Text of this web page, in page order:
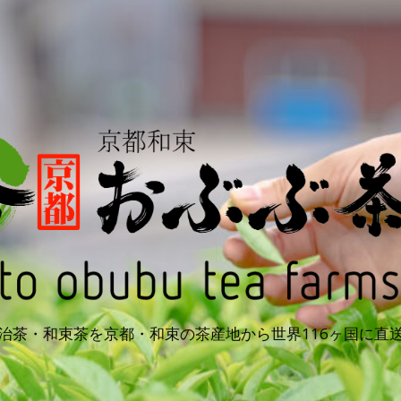
茶・和束茶を京都・和束の茶産地から世界116ヶ国に直